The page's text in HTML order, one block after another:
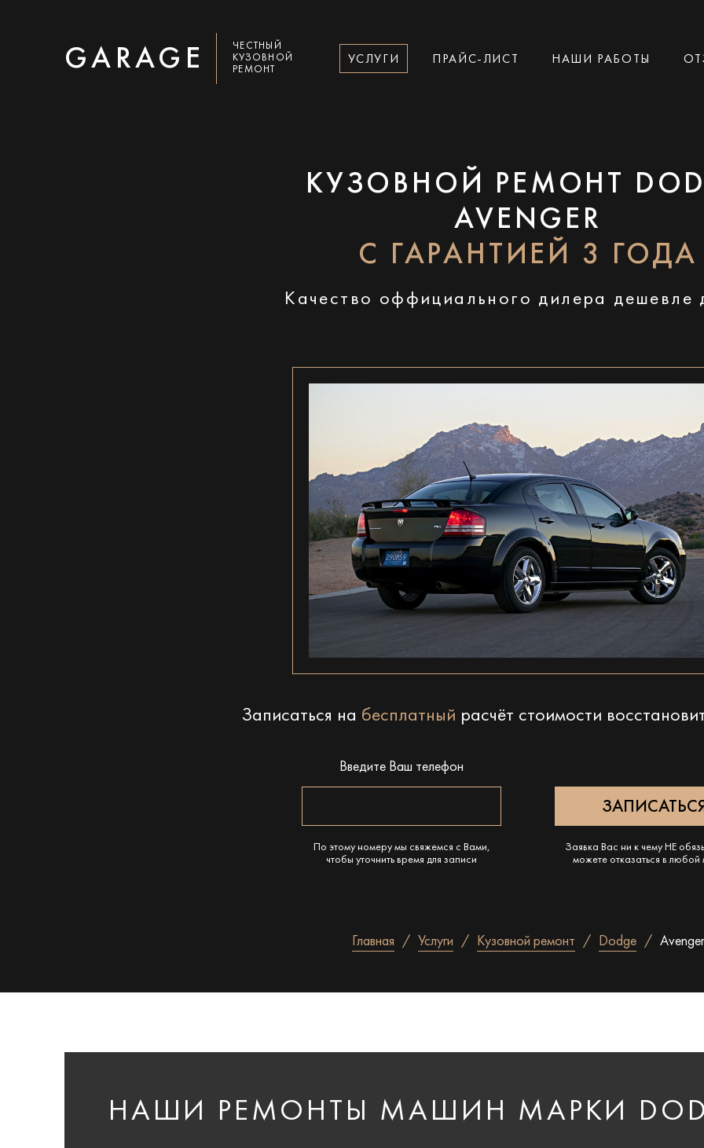
GARAGE
ЧЕСТНЫЙ
КУЗОВНОЙ
РЕМОНТ
УСЛУГИ ПРАЙС-ЛИСТ НАШИ РАБОТЫ
КУЗОВНОЙ РЕМОНТ
AVENGER
С ГАРАНТИЕЙ 3 ГОДА
Качество оффициального дилера дешевле
Записаться на бесплатный расчёт стоимости
Введите Ваш телефон
По этому номеру мы свяжемся с Вами,
чтобы уточнить время для записи
Заявка Вас ни к чему НЕ
можете отказаться в любой
Главная Услуги Кузовной ремонт Dodge Avenger
НАШИ РЕМОНТЫ МАШИН МАРКИ